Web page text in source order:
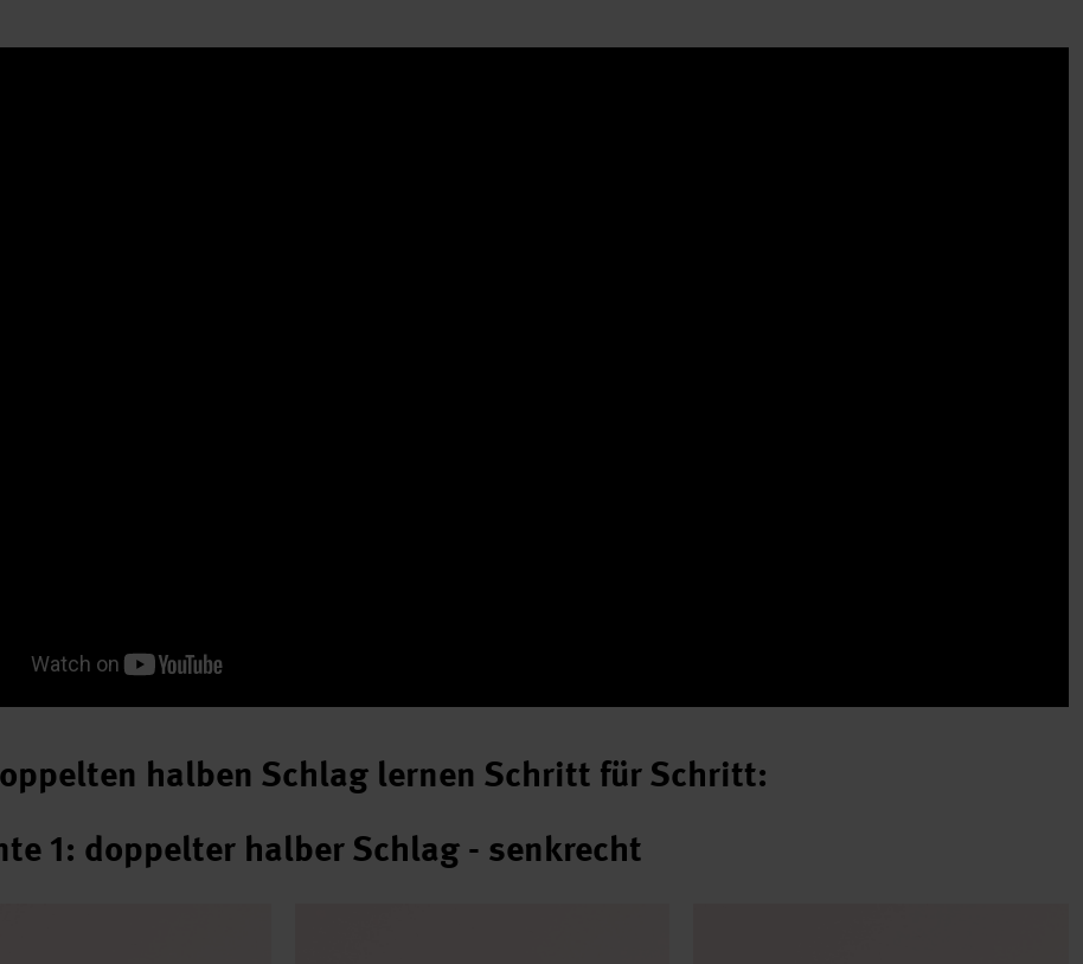
halben Schlag lernen Schritt für Schritt:
1: doppelter halber Schlag - senkrecht